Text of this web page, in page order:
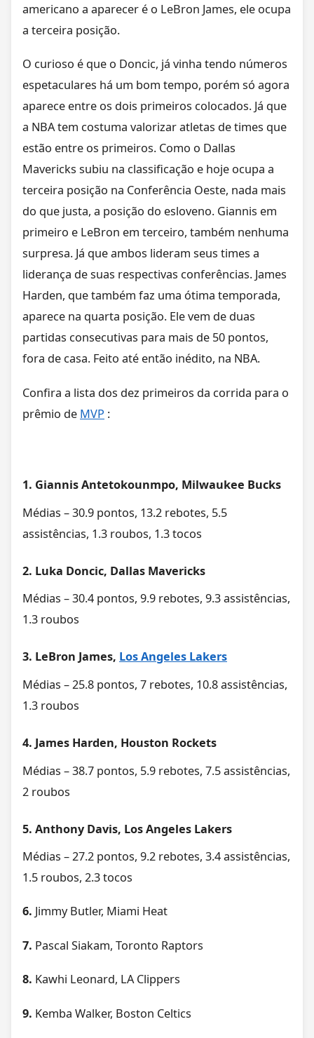
americano a aparecer é o LeBron James, ele ocupa
a terceira posição.
O curioso é que o Doncic, já vinha tendo números
espetaculares há um bom tempo, porém só agora
aparece entre os dois primeiros colocados. Já que
a NBA tem costuma valorizar atletas de times que
estão entre os primeiros. Como o Dallas
Mavericks subiu na classificação e hoje ocupa a
terceira posição na Conferência Oeste, nada mais
do que justa, a posição do esloveno. Giannis em
primeiro e LeBron em terceiro, também nenhuma
surpresa. Já que ambos lideram seus times a
liderança de suas respectivas conferências. James
Harden, que também faz uma ótima temporada,
aparece na quarta posição. Ele vem de duas
partidas consecutivas para mais de 50 pontos,
fora de casa. Feito até então inédito, na NBA.
Confira a lista dos dez primeiros da corrida para o
prêmio de MVP :
1. Giannis Antetokounmpo, Milwaukee Bucks
Médias – 30.9 pontos, 13.2 rebotes, 5.5
assistências, 1.3 roubos, 1.3 tocos
2. Luka Doncic, Dallas Mavericks
Médias – 30.4 pontos, 9.9 rebotes, 9.3 assistências,
1.3 roubos
3. LeBron James, ­ Los Angeles Lakers
Médias – 25.8 pontos, 7 rebotes, 10.8 assistências,
1.3 roubos
4. James Harden, Houston Rockets
Médias – 38.7 pontos, 5.9 rebotes, 7.5 assistências,
2 roubos
5. Anthony Davis, Los Angeles Lakers
Médias – 27.2 pontos, 9.2 rebotes, 3.4 assistências,
1.5 roubos, 2.3 tocos
6. Jimmy Butler, Miami Heat
7. Pascal Siakam, Toronto Raptors
8. Kawhi Leonard, LA Clippers
9. Kemba Walker, Boston Celtics